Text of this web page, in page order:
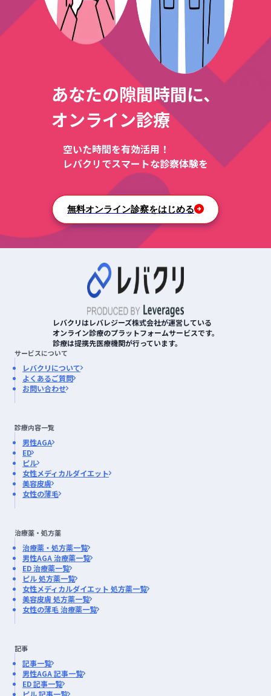
あなたの隙間時間に、
オンライン診療
空いた時間を有効活用！
レバクリでスマートな診察体験を
無料オンライン診察をはじめる
レバクリはレバレジーズ株式会社が運営している
オンライン診療のプラットフォームサービスです。
診療は提携先医療機関が行っています。
サービスについて
レバクリについて
よくあるご質問
お問い合わせ
診療内容一覧
男性AGA
ED
ピル
女性メディカルダイエット
美容皮膚
女性の薄毛
治療薬・処方薬
治療薬・処方薬一覧
男性AGA 治療薬一覧
ED 治療薬一覧
ピル 処方薬一覧
女性メディカルダイエット 処方薬一覧
美容皮膚 処方薬一覧
女性の薄毛 治療薬一覧
記事
記事一覧
男性AGA 記事一覧
ED 記事一覧
ピル 記事一覧